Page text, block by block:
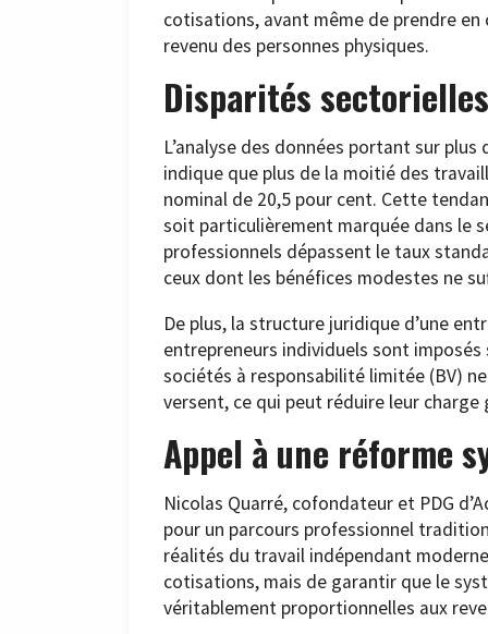
cotisations, avant même de prendre en
revenu des personnes physiques.
Disparités sectorielles
L’analyse des données portant sur
indique que plus de la moitié des
nominal de 20,5 pour cent. Cette
soit particulièrement marquée dans le
professionnels dépassent le taux
ceux dont les bénéfices modestes ne
De plus, la structure juridique d’une
entrepreneurs individuels sont
sociétés à responsabilité limitée (BV)
versent, ce qui peut réduire leur charge
Appel à une réforme
Nicolas Quarré, cofondateur et PDG
pour un parcours professionnel
réalités du travail indépendant
cotisations, mais de garantir que le
véritablement proportionnelles aux